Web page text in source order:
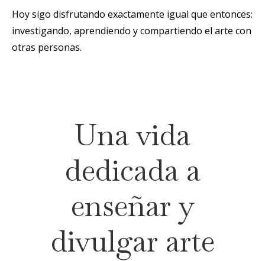
Hoy sigo disfrutando exactamente igual que entonces:
investigando, aprendiendo y compartiendo el arte con
otras personas.
Una vida
dedicada a
enseñar y
divulgar arte